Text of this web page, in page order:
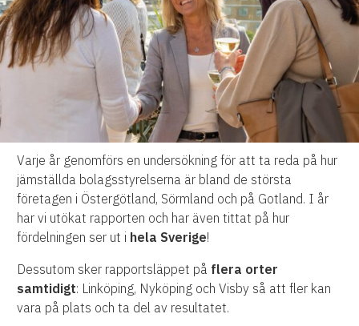
Varje år genomförs en undersökning för att ta reda på hur
jämställda bolagsstyrelserna är bland de största
företagen i Östergötland, Sörmland och på Gotland. I år
har vi utökat rapporten och har även tittat på hur
fördelningen ser ut i hela Sverige!
Dessutom sker rapportsläppet på flera orter
samtidigt: Linköping, Nyköping och Visby så att fler kan
vara på plats och ta del av resultatet.